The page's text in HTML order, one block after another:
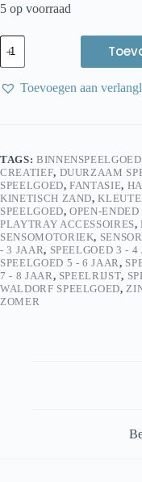
5 op voorraad
Kiddi
Houten
Hamer
voor
Kinderen
Toevoegen aan
TAGS: BINNENSPEELGOED
CREATIEF, DUURZAAM
SPEELGOED,FANTASIE,
KINETISCH ZAND,
SPEELGOED,OPEN-ENDED
PLAYTRAY ACCESSOIRES,
SENSOMOTORIEK,
- 3 JAAR, SPEELGOED 3 - 4
SPEELGOED 5 - 6 JAAR ,
7 - 8 JAAR , SPEELRIJST,
WALDORF SPEELGOED,
ZOMER